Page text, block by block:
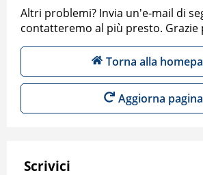
Altri problemi? Invia un'e-mail di
contatteremo al più presto. Grazie
Torna alla
Aggiorna pagina
Scrivici